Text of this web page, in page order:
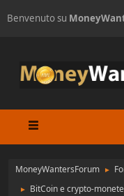
Benvenuto su
MoneyWantersForum ►
► BitCoin e crypto-monete